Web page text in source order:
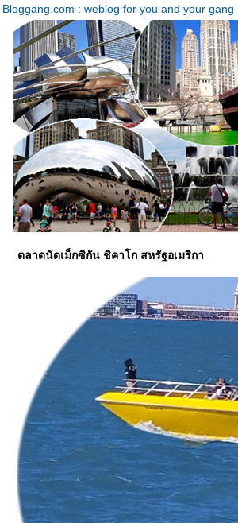
Bloggang.com : weblog for you and your gang
ตลาดนัดเม็กซิกัน ชิคาโก สหรัฐอเมริกา